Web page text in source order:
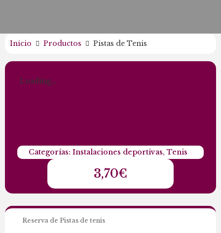
Inicio Productos Pistas de Tenis
Loading...
Categorías: Instalaciones deportivas, Tenis
3,70€
Reserva de Pistas de tenis